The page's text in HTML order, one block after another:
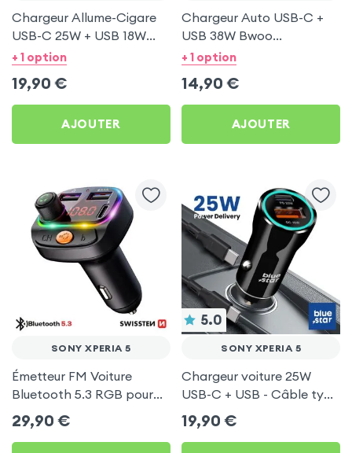
Chargeur Allume-Cigare
USB-C 25W + USB 18W
Bwoo pour Sony Xperia 5
+ 1 option
19,90 €
AJOUTER
Chargeur Auto USB-C +
USB 38W Bwoo
Transparent pour Sony
+ 1 option
14,90 €
AJOUTER
SONY XPERIA 5
Émetteur FM Voiture
Bluetooth 5.3 RGB pour
Sony Xperia 5
29,90 €
5.0
SONY XPERIA 5
Chargeur voiture 25W
USB-C + USB - Câble type
C 60W Blue Star pour
Sony Xperia 5
19,90 €